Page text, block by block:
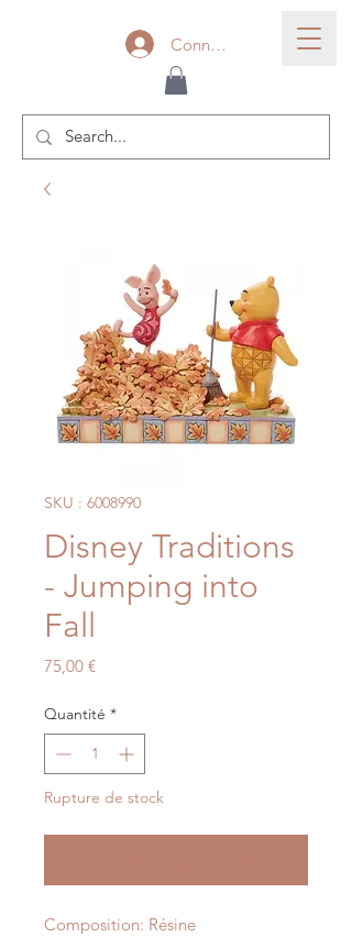
Connexion
SKU : 6008990
Disney Traditions
- Jumping into
Fall
75,00 €Prix
Quantité *
Rupture de stock
Composition: Résine